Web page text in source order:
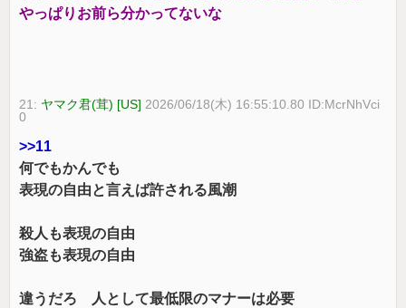
やっぱりお前ら分かってないな
21: ヤマク君(茸) [US] 2026/06/18(木) 16:55:10.80 ID:McrNhVci
0
>>11
何でもかんでも
表現の自由と言えば許される風潮
殺人も表現の自由
強盗も表現の自由
違うだろ 人として最低限のマナーは必要